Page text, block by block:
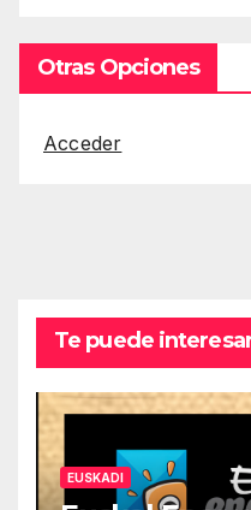
Otras Opciones
Acceder
Te puede
EUSKADI